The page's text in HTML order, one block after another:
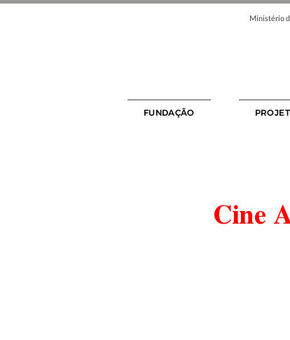
Ministério
FUNDAÇÃO
Cine